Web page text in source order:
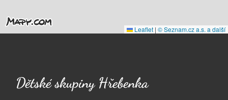
Leaflet | © Seznam.cz a.s. a další
Dětské skupiny Hřebenka